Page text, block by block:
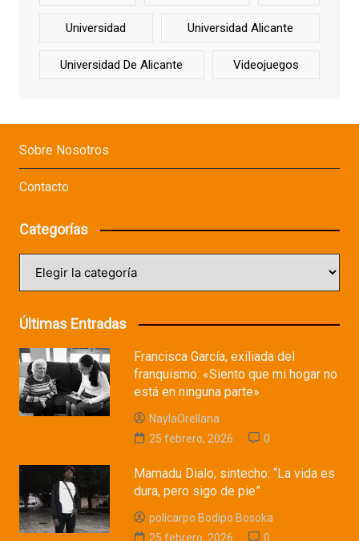
Universidad Universidad Alicante
Universidad De Alicante Videojuegos
Sobre Nosotros
Contacto
Categorías
Últimas Entradas
Francisca García, exiliada del
franquismo: «Siento que mi hogar no
está en ninguna parte»
NaylaOrellana
25 febrero, 2026
0
Mamadu Dialo, sintecho: “La vida es
dura, pero sigo de pie”
policarpo Bodipo Bosoka
25 febrero, 2026
0